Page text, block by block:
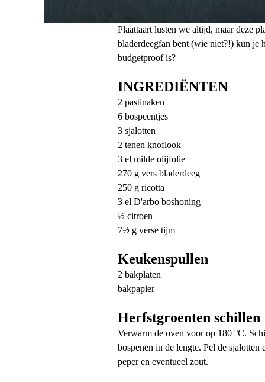
Plaattaart lusten we altijd, maar deze
bladerdeegfan bent (wie niet?!) kun je
budgetproof is?
INGREDIËNTEN
2 pastinaken
6 bospeentjes
3 sjalotten
2 tenen knoflook
3 el milde olijfolie
270 g vers bladerdeeg
250 g ricotta
3 el D'arbo boshoning
½ citroen
7½ g verse tijm
Keukenspullen
2 bakplaten
bakpapier
Herfstgroenten schillen
Verwarm de oven voor op 180 °C.
bospenen in de lengte. Pel de
peper en eventueel zout.